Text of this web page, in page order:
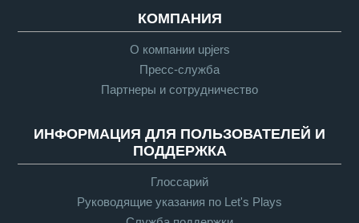
КОМПАНИЯ
О компании upjers
Пресс-служба
Партнеры и сотрудничество
ИНФОРМАЦИЯ ДЛЯ ПОЛЬЗОВАТЕЛЕЙ И
ПОДДЕРЖКА
Глоссарий
Руководящие указания по Let's Plays